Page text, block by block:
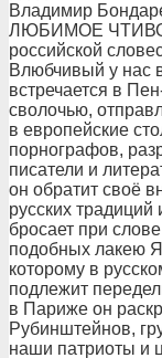
Владимир
ЛЮБИМОЕ ЧТИВО
российской
Влюбчивый у нас
встречается в
сволочью,
в европейские
порнографов,
писатели и
он обратит своё
русских традиций
бросает при
подобных лакею
которому в
подлежит
в Париже он
Рубинштейнов,
наши патриоты и